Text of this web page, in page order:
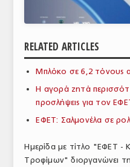
ΘΕΜΑΤΑ
ΑΝΑΛΥΣΕΙΣ
ΠΑΡΑΓΩΓΗ & ΕΜΠΟΡΙΑ
ΕΞΟΠΛΙΣΜΟΣ
RELATED ARTICLES
Μπλόκο σε 6,2 τόνους
Η αγορά ζητά
προσλήψεις για τον
ΕΦΕΤ: Σαλμονέλα σε
Ημερίδα με τίτλο "ΕΦΕΤ -
Τροφίμων" διοργανώνει